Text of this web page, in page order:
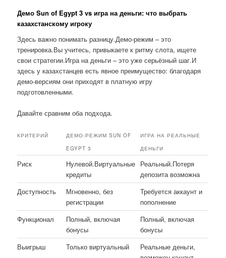
Демо Sun of Egypt 3 vs игра на деньги: что выбрать
казахстанскому игроку
Здесь важно понимать разницу.Демо-режим – это
тренировка.Вы учитесь, привыкаете к ритму слота, ищете
свои стратегии.Игра на деньги – это уже серьёзный шаг.И
здесь у казахстанцев есть явное преимущество: благодаря
демо-версиям они приходят в платную игру
подготовленными.
Давайте сравним оба подхода.
КРИТЕРИЙ
ДЕМО-РЕЖИМ SUN OF
EGYPT 3
ИГРА НА РЕАЛЬНЫЕ
ДЕНЬГИ
Риск
Нулевой.Виртуальные
кредиты
Реальный.Потеря
депозита возможна
Доступность
Мгновенно, без
регистрации
Требуется аккаунт и
пополнение
Функционал
Полный, включая
бонусы
Полный, включая
бонусы
Выигрыш
Только виртуальный
Реальные деньги,